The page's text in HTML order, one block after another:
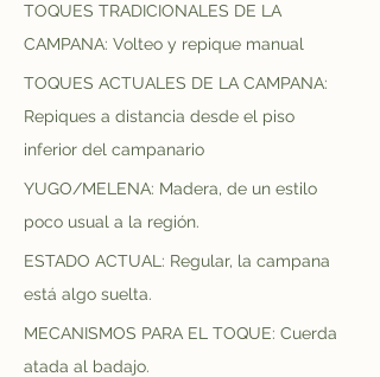
TOQUES TRADICIONALES DE LA
CAMPANA: Volteo y repique manual
TOQUES ACTUALES DE LA CAMPANA:
Repiques a distancia desde el piso
inferior del campanario
YUGO/MELENA: Madera, de un estilo
poco usual a la región.
ESTADO ACTUAL: Regular, la campana
está algo suelta.
MECANISMOS PARA EL TOQUE: Cuerda
atada al badajo.